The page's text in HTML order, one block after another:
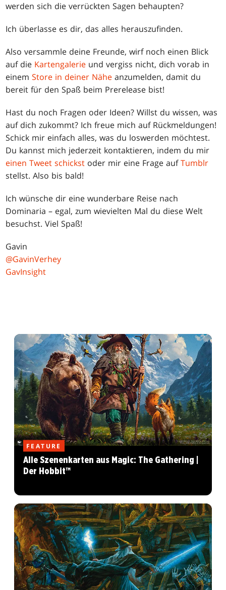
werden sich die verrückten Sagen behaupten?
Ich überlasse es dir, das alles herauszufinden.
Also versammle deine Freunde, wirf noch einen Blick
auf die Kartengalerie und vergiss nicht, dich vorab in
einemStore in deiner Nähe anzumelden, damit du
bereit für den Spaß beim Prerelease bist!
Hast du noch Fragen oder Ideen? Willst du wissen, was
auf dich zukommt? Ich freue mich auf Rückmeldungen!
Schick mir einfach alles, was du loswerden möchtest.
Du kannst mich jederzeit kontaktieren, indem du mir
einen Tweet schickst oder mir eine Frage aufTumblr
stellst. Also bis bald!
Ich wünsche dir eine wunderbare Reise nach
Dominaria – egal, zum wievielten Mal du diese Welt
besuchst. Viel Spaß!
Gavin
@GavinVerhey
GavInsight
FEATURE
Alle Szenenkarten aus Magic: The Gathering |
Der Hobbit™